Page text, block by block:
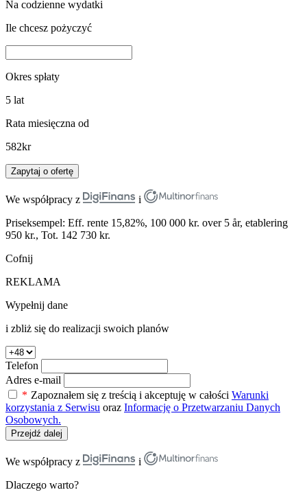
Na codzienne wydatki
Ile chcesz pożyczyć
Okres spłaty
5 lat
Rata miesięczna od
582kr
Zapytaj o ofertę
We współpracy z
i
Priseksempel: Eff. rente 15,82%, 100 000 kr. over 5 år, etablering
950 kr., Tot. 142 730 kr.
Cofnij
REKLAMA
Wypełnij dane
i zbliż się do realizacji swoich planów
Telefon
Adres e-mail
* Zapoznałem się z treścią i akceptuję w całości Warunki
korzystania z Serwisu oraz Informację o Przetwarzaniu Danych
Osobowych.
Przejdź dalej
We współpracy z
i
Dlaczego warto?